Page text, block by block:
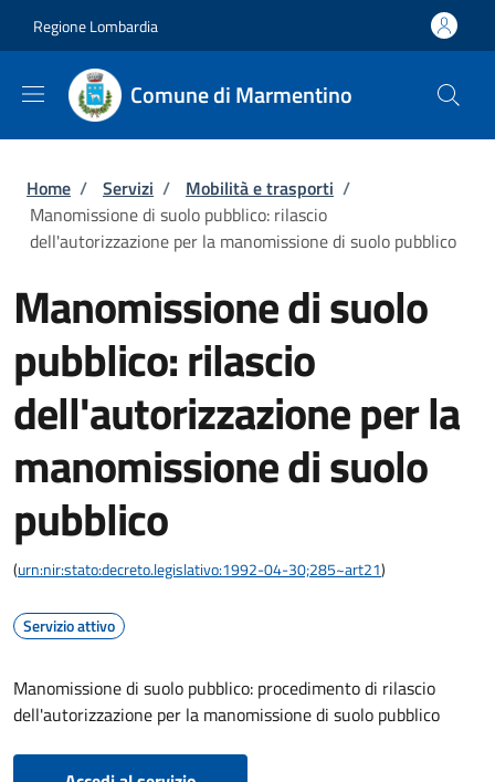
Regione Lombardia
Comune di Marmentino
Briciole di pane
Home / Servizi / Mobilità e trasporti /
Manomissione di suolo pubblico: rilascio
dell'autorizzazione per la manomissione di suolo pubblico
Manomissione di suolo
pubblico: rilascio
dell'autorizzazione per la
manomissione di suolo
pubblico
(urn:nir:stato:decreto.legislativo:1992-04-30;285~art21)
Servizio attivo
Manomissione di suolo pubblico: procedimento di rilascio
dell'autorizzazione per la manomissione di suolo pubblico